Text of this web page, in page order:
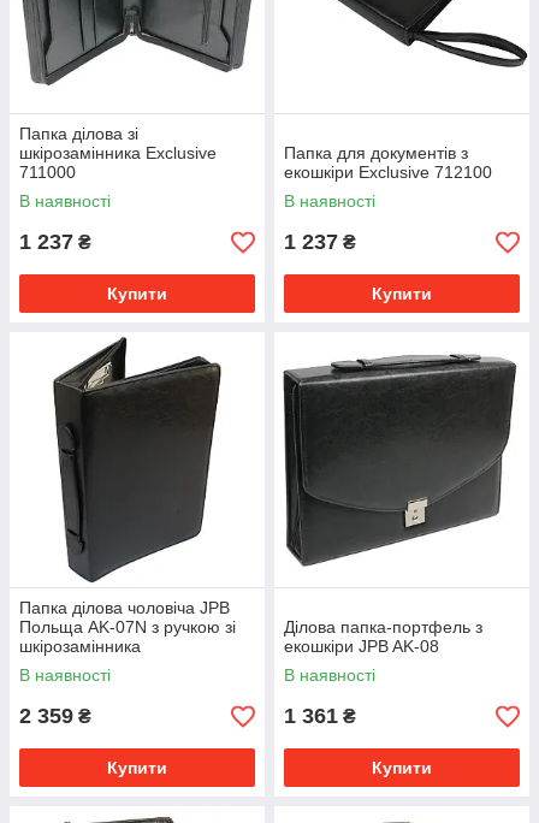
Папка ділова зі
шкірозамінника Exclusive
711000
В наявності
1 237 ₴
Купити
Папка для документів з
екошкіри Exclusive 712100
В наявності
1 237 ₴
Купити
Папка ділова чоловіча JPB
Польща AK-07N з ручкою зі
шкірозамінника
В наявності
2 359 ₴
Купити
Ділова папка-портфель з
екошкіри JPB AK-08
В наявності
1 361 ₴
Купити